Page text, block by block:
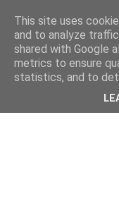
This site uses
and to analyze
shared with Google
metrics to ensure
statistics, and to